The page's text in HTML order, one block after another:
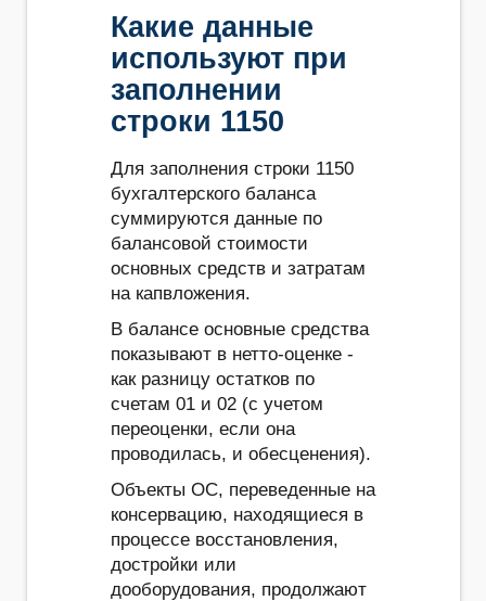
Какие данные
используют при
заполнении
строки 1150
Для заполнения строки 1150
бухгалтерского баланса
суммируются данные по
балансовой стоимости
основных средств и затратам
на капвложения.
В балансе основные средства
показывают в нетто-оценке -
как разницу остатков по
счетам 01 и 02 (с учетом
переоценки, если она
проводилась, и обесценения).
Объекты ОС, переведенные на
консервацию, находящиеся в
процессе восстановления,
достройки или
дооборудования, продолжают